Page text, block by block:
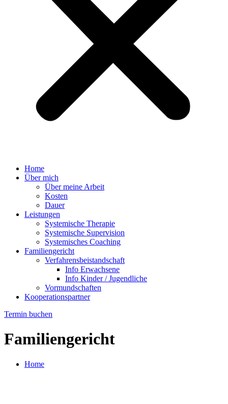
Home
Über mich
Über meine Arbeit
Kosten
Dauer
Leistungen
Systemische Therapie
Systemische Supervision
Systemisches Coaching
Familiengericht
Verfahrensbeistandschaft
Info Erwachsene
Info Kinder / Jugendliche
Vormundschaften
Kooperationspartner
Termin buchen
Familiengericht
Home